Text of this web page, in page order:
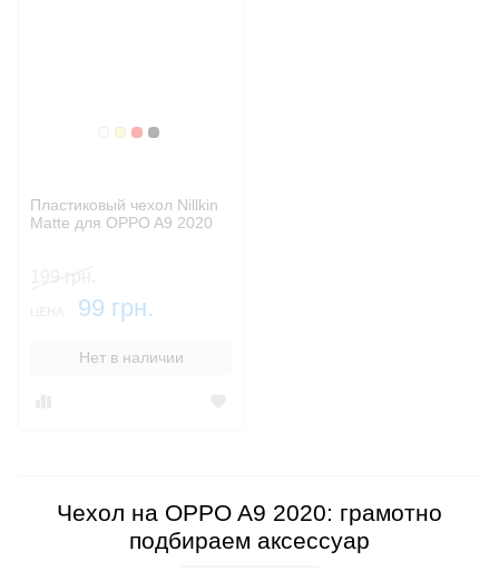
Белый
Золотой
Красный
Черный
Пластиковый чехол Nillkin
Matte для OPPO A9 2020
99 грн.
Нет в наличии
Чехол на OPPO A9 2020: грамотно
подбираем аксессуар